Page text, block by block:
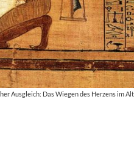
Ausgleich: Das Wiegen des Herzens im